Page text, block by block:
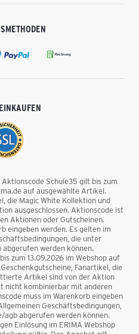
Schule35 gilt bis zum
auf ausgewählte Artikel.
die Magic White Kollektion und
ausgeschlossen. Aktionscode ist
Aktionen oder Gutscheinen.
eingeben werden. Es gelten im
die unter
werden können.
zum 13.09.2026 im Webshop auf
Fanartikel, die
Artikel sind von der Aktion
nicht kombinierbar mit anderen
muss im Warenkorb eingeben
Geschäftsbedingungen,
abgerufen werden können.
Einlösung im ERIMA Webshop